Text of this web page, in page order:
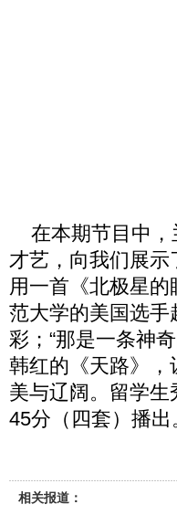
在本期节目中，
才艺，向我们展示
用一首《北极星
范大学的美国选
彩；“那是一条神
韩红的《天路》
美与辽阔。留学生
45分（四套）播出
相关报道：